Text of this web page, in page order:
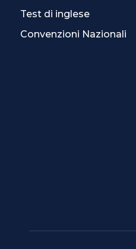
Test di inglese
Convenzioni Nazionali